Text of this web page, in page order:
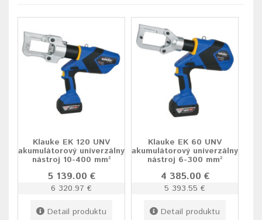
Klauke EK 120 UNV
akumulátorový univerzálny
nástroj 10-400 mm²
5 139.00 €
6 320.97 €
Detail produktu
Klauke EK 60 UNV
akumulátorový univerzálny
nástroj 6-300 mm²
4 385.00 €
5 393.55 €
Detail produktu